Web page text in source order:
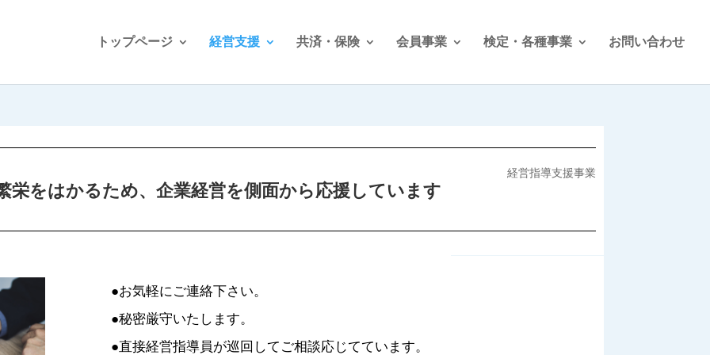
トップページ 経営支援 共済・保険 会員事業 検定・各種事業 お問い合わせ
経営指導支援事業
栄をはかるため、企業経営を側面から応援しています
●お気軽にご連絡下さい。
●秘密厳守いたします。
●直接経営指導員が巡回してご相談応じてています。